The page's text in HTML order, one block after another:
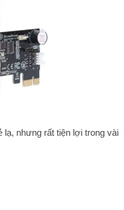
lạ, nhưng rất tiện lợi trong vài